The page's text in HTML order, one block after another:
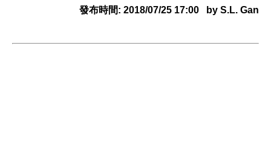
發布時間: 2018/07/25 17:00 by S.L. Gan